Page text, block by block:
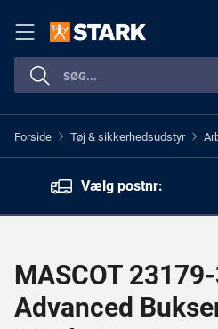
Forside > Tøj & sikkerhedsudstyr >
Vælg postnr:
MASCOT
Advanced